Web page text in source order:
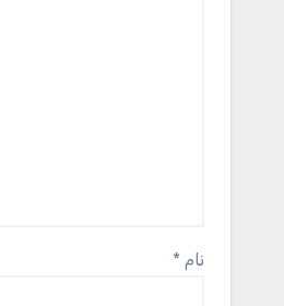
نام *